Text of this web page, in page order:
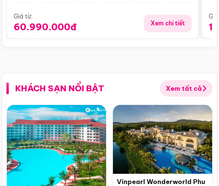
Giá từ:
60.990.000đ Xem chi tiết
KHÁCH SẠN NỔI BẬT Xem tất cả
Vinpearl Wonderworld Phu